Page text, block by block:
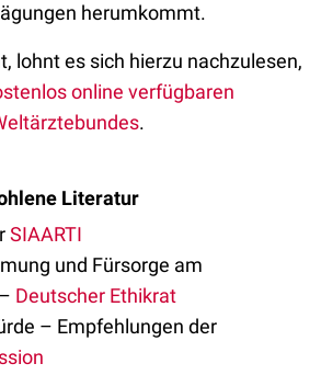
herumkommt.
lohnt es sich hierzu nachzulesen,
online verfügbaren
.
Literatur
SIAARTI
und Fürsorge am
Deutscher Ethikrat
– Empfehlungen der